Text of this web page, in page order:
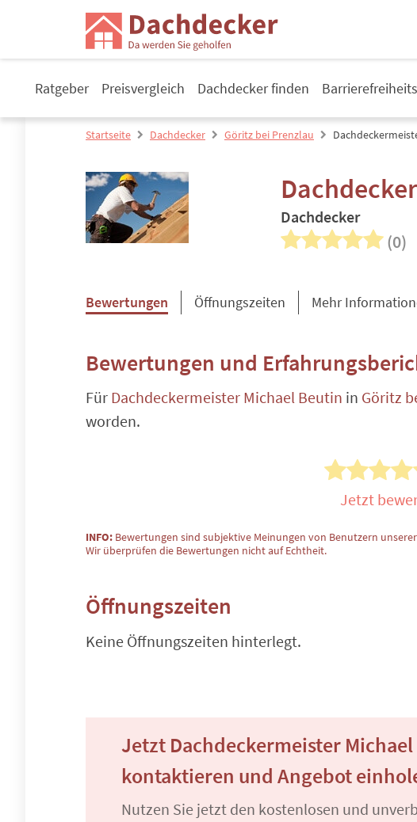
Ratgeber Preisvergleich Dachdecker finden
Startseite Dachdecker Göritz bei Prenzlau
Dachdecker
(0)
Bewertungen Öffnungszeiten Mehr
Bewertungen und
Für Dachdeckermeister Michael Beutin in Göritz
worden.
Jetzt
INFO: Bewertungen sind subjektive Meinungen von Benutzern
Wir überprüfen die Bewertungen nicht auf Echtheit.
Öffnungszeiten
Keine Öffnungszeiten hinterlegt.
Jetzt Dachdeckermeister
kontaktieren und Angebot
Nutzen Sie jetzt den kostenlosen und